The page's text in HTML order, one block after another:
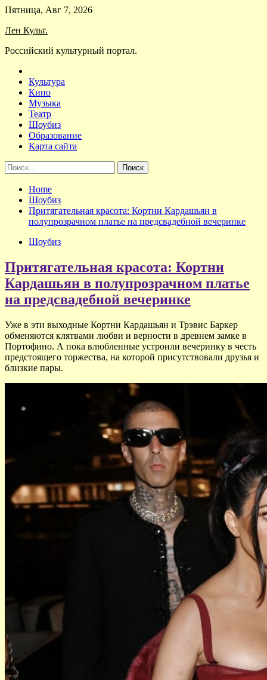
Skip
content
Пятница, Авг 7, 2026
Лен Культ.
Российский культурный портал.
Культура
Кино
Музыка
Театр
Шоубиз
Образование
Карта сайта
Найти:
Home
Шоубиз
Притягательная красота: Кортни Кардашьян в
полупрозрачном платье на предсвадебной вечеринке
Шоубиз
Притягательная красота: Кортни
Кардашьян в полупрозрачном платье
на предсвадебной вечеринке
Уже в эти выходные Кортни Кардашьян и Трэвис Баркер
обменяются клятвами любви и верности в древнем замке в
Портофино. А пока влюбленные устроили вечеринку в честь
предстоящего торжества, на которой присутствовали друзья и
близкие пары.